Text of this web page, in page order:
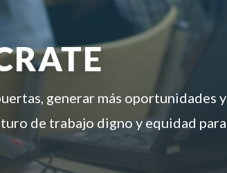
generar más oportunidades y
de trabajo digno y equidad para